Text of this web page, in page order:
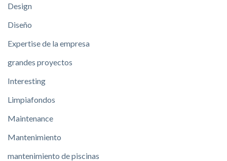
Design
Diseño
Expertise de la empresa
grandes proyectos
Interesting
Limpiafondos
Maintenance
Mantenimiento
mantenimiento de piscinas